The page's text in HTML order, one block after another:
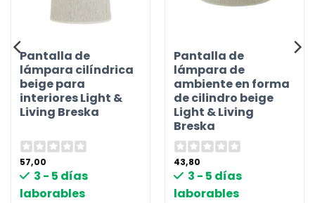
Pantalla de
lámpara cilíndrica
beige para
interiores Light &
Living Breska
57,00
3 - 5 días
laborables
Pantalla de
lámpara de
ambiente en forma
de cilindro beige
Light & Living
Breska
43,80
3 - 5 días
laborables